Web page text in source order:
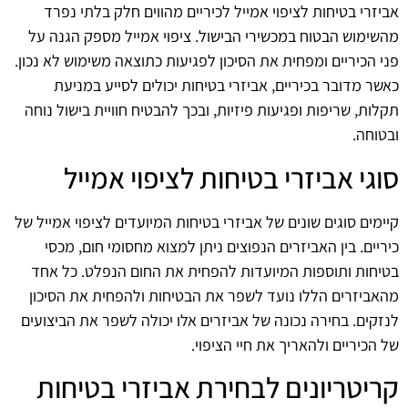
אביזרי בטיחות לציפוי אמייל לכיריים מהווים חלק בלתי נפרד
מהשימוש הבטוח במכשירי הבישול. ציפוי אמייל מספק הגנה על
פני הכיריים ומפחית את הסיכון לפגיעות כתוצאה משימוש לא נכון.
כאשר מדובר בכיריים, אביזרי בטיחות יכולים לסייע במניעת
תקלות, שריפות ופגיעות פיזיות, ובכך להבטיח חוויית בישול נוחה
ובטוחה.
סוגי אביזרי בטיחות לציפוי אמייל
קיימים סוגים שונים של אביזרי בטיחות המיועדים לציפוי אמייל של
כיריים. בין האביזרים הנפוצים ניתן למצוא מחסומי חום, מכסי
בטיחות ותוספות המיועדות להפחית את החום הנפלט. כל אחד
מהאביזרים הללו נועד לשפר את הבטיחות ולהפחית את הסיכון
לנזקים. בחירה נכונה של אביזרים אלו יכולה לשפר את הביצועים
של הכיריים ולהאריך את חיי הציפוי.
קריטריונים לבחירת אביזרי בטיחות